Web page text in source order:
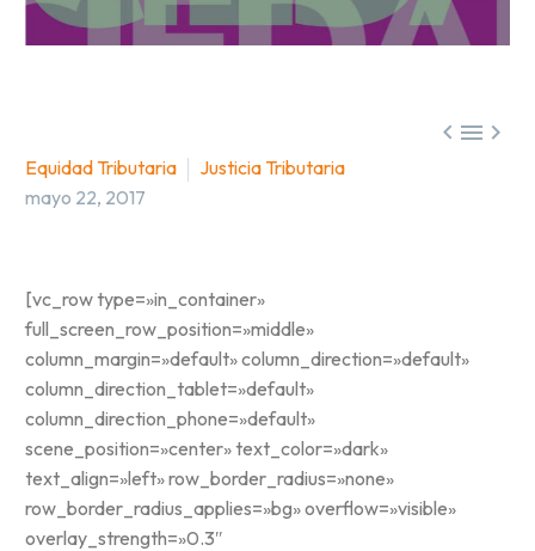

Equidad Tributaria
Justicia Tributaria
mayo 22, 2017
[vc_row type=»in_container»
full_screen_row_position=»middle»
column_margin=»default» column_direction=»default»
column_direction_tablet=»default»
column_direction_phone=»default»
scene_position=»center» text_color=»dark»
text_align=»left» row_border_radius=»none»
row_border_radius_applies=»bg» overflow=»visible»
overlay_strength=»0.3″